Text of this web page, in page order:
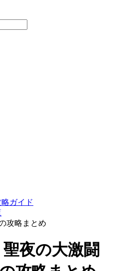
ガイド
攻略まとめ
聖夜の大激闘